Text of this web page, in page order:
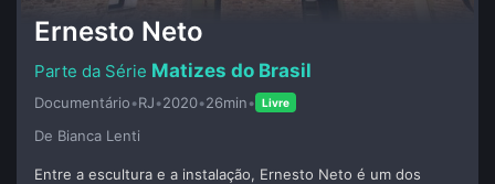
Ernesto Neto
Matizes do Brasil
Documentário•RJ•2020•26min• Livre
De Bianca Lenti
Entre a escultura e a instalação, Ernesto Neto é um dos